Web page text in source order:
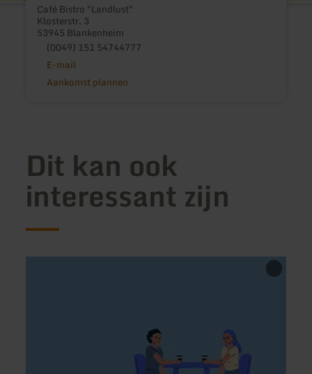
Café Bistro "Landlust"
Klosterstr. 3
53945 Blankenheim
(0049) 151 54744777
E-mail
Aankomst plannen
Dit kan ook
interessant zijn